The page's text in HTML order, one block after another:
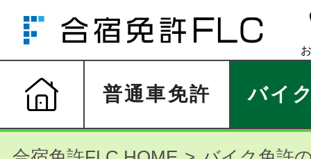
普通車免許 バイ